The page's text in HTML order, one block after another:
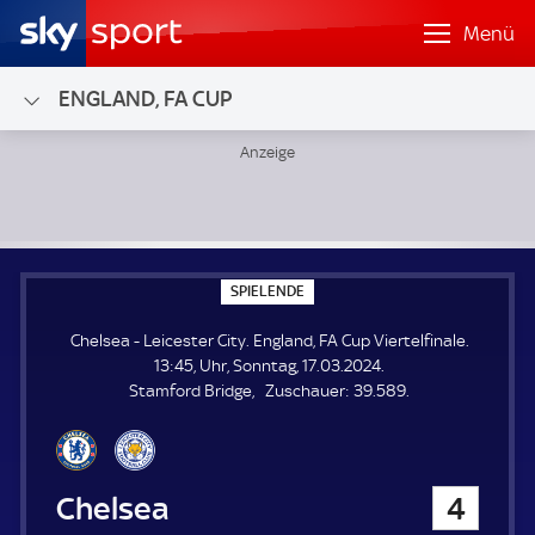
Menü
ENGLAND, FA CUP
SPIELENDE
P
E
L
E
N
Chelsea - Leicester City. England, FA Cup Viertelfinale.
13:45, Uhr, Sonntag, 17.03.2024.
Stamford Bridge
Zuschauer: Z
39.589.
Chelsea 4